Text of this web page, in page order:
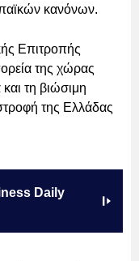
κανόνων.
Επιτροπής
της χώρας
τη βιώσιμη
της Ελλάδας
Daily